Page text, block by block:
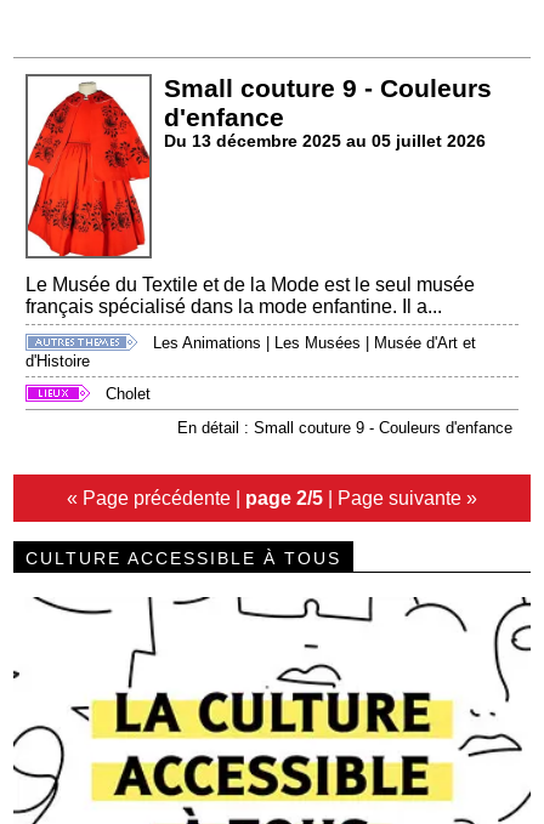
Small couture 9 - Couleurs
d'enfance
Du 13 décembre 2025 au 05 juillet 2026
Le Musée du Textile et de la Mode est le seul musée
français spécialisé dans la mode enfantine. Il a...
Les Animations Les Musées
Musée d'Art et
d'Histoire
Cholet
En détail : Small couture 9 - Couleurs d'enfance
« Page précédente | page 2/5 | Page suivante »
CULTURE ACCESSIBLE À TOUS